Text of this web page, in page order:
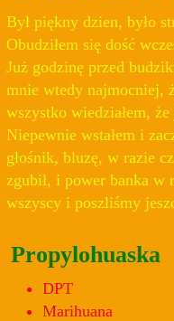
Był piękny dzien, było
Obudziłem się dość
Już godzinę przed
mnie wtedy najmocniej,
wszystko wiedziałem,
Niepewnie wstałem i
głośnik, bluzę, w razie
zgubił, i power banka w
wszyscy i poszliśmy
Propylohuaska
DPT
Marihuana